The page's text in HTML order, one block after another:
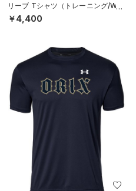
リーブ Tシャツ（トレーニング/WO
MEN）
￥4,400